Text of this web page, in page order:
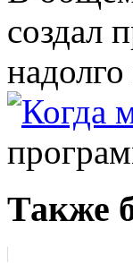
создал
Также